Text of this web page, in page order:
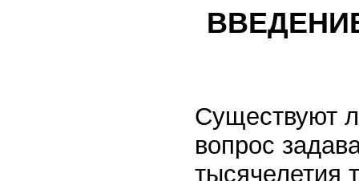
Существуют
вопрос
тысячелетия